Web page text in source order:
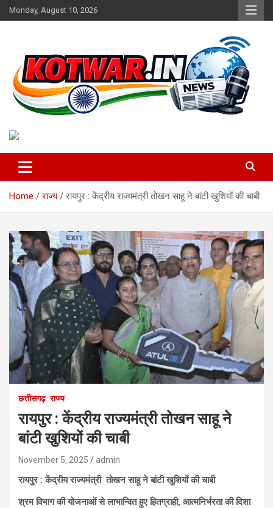
Skip
to
Monday, August 10, 2026
kotwar.in
Home राज्य रायपुर : केंद्रीय राज्यमंत्री तोखन साहू ने बांटी खुशियों की चाबी
छत्तीसगढ़ राज्य
रायपुर : केंद्रीय राज्यमंत्री तोखन साहू ने
बांटी खुशियों की चाबी
November 5, 2025 admin
रायपुर : केंद्रीय राज्यमंत्री तोखन साहू ने बांटी खुशियों की चाबी
श्रम विभाग की योजनाओं से लाभान्वित हुए हितग्राही, आत्मनिर्भरता की दिशा